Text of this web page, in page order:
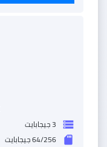
storage 3 جيجابايت
sd_storage 64/256 جيجابايت